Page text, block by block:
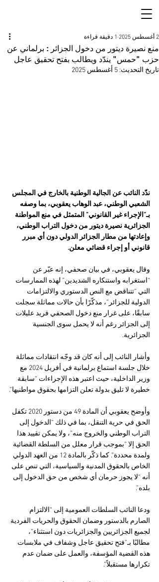
منع نصيرة ديتور من دخول الجزائر : برلماني عن
حزب "حمس" يندّد ويطالب بفتح تحقيق عاجل
2 أغسطس 2025 1 دقيقة قراءة
تاريخ التحديث: 5 أغسطس 2025
ندّد النائب عن الجالية الوطنية بالخارج في المجلس
الشعبي الوطني، عبد الوهاب يعقوبي، بما وصفه
بـ”الإجراء غير القانوني” المتمثل في منع المواطنة
الجزائرية نصيرة ديتور من دخول التراب الوطني،
وإعادتها من مطار الجزائر الدولي دون أي مبرر
قانوني أو إجراء قضائي معلن.
وقال يعقوبي، في بيان صحفي، إنه عبّر عن
“استغرابه واستنكاره الشديدين” لهذه الممارسات
التي “تتناقض مع النص الدستوري والالتزامات
الدولية للجزائر”، مذكّرًا بأن حالات مماثلة سجلت
سابقًا، على غرار منع دخول الصحفي فريد عليلات
إلى الجزائر رغم أنه لا يحمل سوى الجنسية
الجزائرية.
وأشار النائب إلى أنه كان قد وجّه انتقادات مماثلة
خلال جلسة استماع برلمانية في أفريل 2024 مع
وزير الداخلية، حيث اعتبر هذه الإجراءات “سابقة
خطيرة لا تليق بدولة تعلن التزامها بحقوق مواطنيها”.
وأوضح يعقوبي أن المادة 49 من دستور 2020 تكفل
الحق في حرية التنقل، بما في ذلك “الدخول إلى
التراب الوطني والخروج منه”، ولا يمكن تقييد هذا
الحق إلا “بموجب قرار معلل من السلطة القضائية
ولمدة محددة”. كما ذكّر بالمادة 12 من العهد الدولي
الخاص بالحقوق المدنية والسياسية، التي تنص على
أنه “لا يجوز حرمان أي شخص من حق الدخول إلى
بلده”.
ودعا النائب السلطات العمومية إلى “الالتزام
الصارم بالدستور وضمان الحقوق والحريات الفردية
لجميع الجزائريين والجزائريات دون استثناء”،
مطالبًا بـ”فتح تحقيق عاجل وشفاف في ملابسات
هذه القضية المؤسفة، والعمل على ضمان عدم
تكرارها مستقبلاً”.